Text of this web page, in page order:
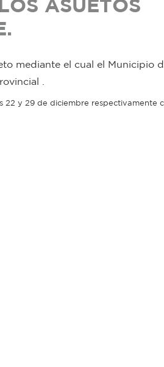
ASUETOS
mediante el cual el Municipio
.
22 y 29 de diciembre respectivamente